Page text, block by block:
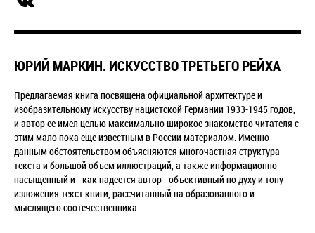
ЮРИЙ МАРКИН. ИСКУССТВО ТРЕТЬЕГО РЕЙХА
Предлагаемая книга посвящена официальной архитектуре и
изобразительному искусству нацистской Германии 1933-1945 годов,
и автор ее имел целью максимально широкое знакомство читателя с
этим мало пока еще известным в России материалом. Именно
данным обстоятельством объясняются многочастная структура
текста и большой объем иллюстраций, а также информационно
насыщенный и - как надеется автор - объективный по духу и тону
изложения текст книги, рассчитанный на образованного и
мыслящего соотечественника